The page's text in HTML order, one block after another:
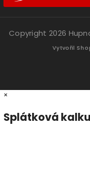
Copyright 2026
Vytvořil
×
Splátková